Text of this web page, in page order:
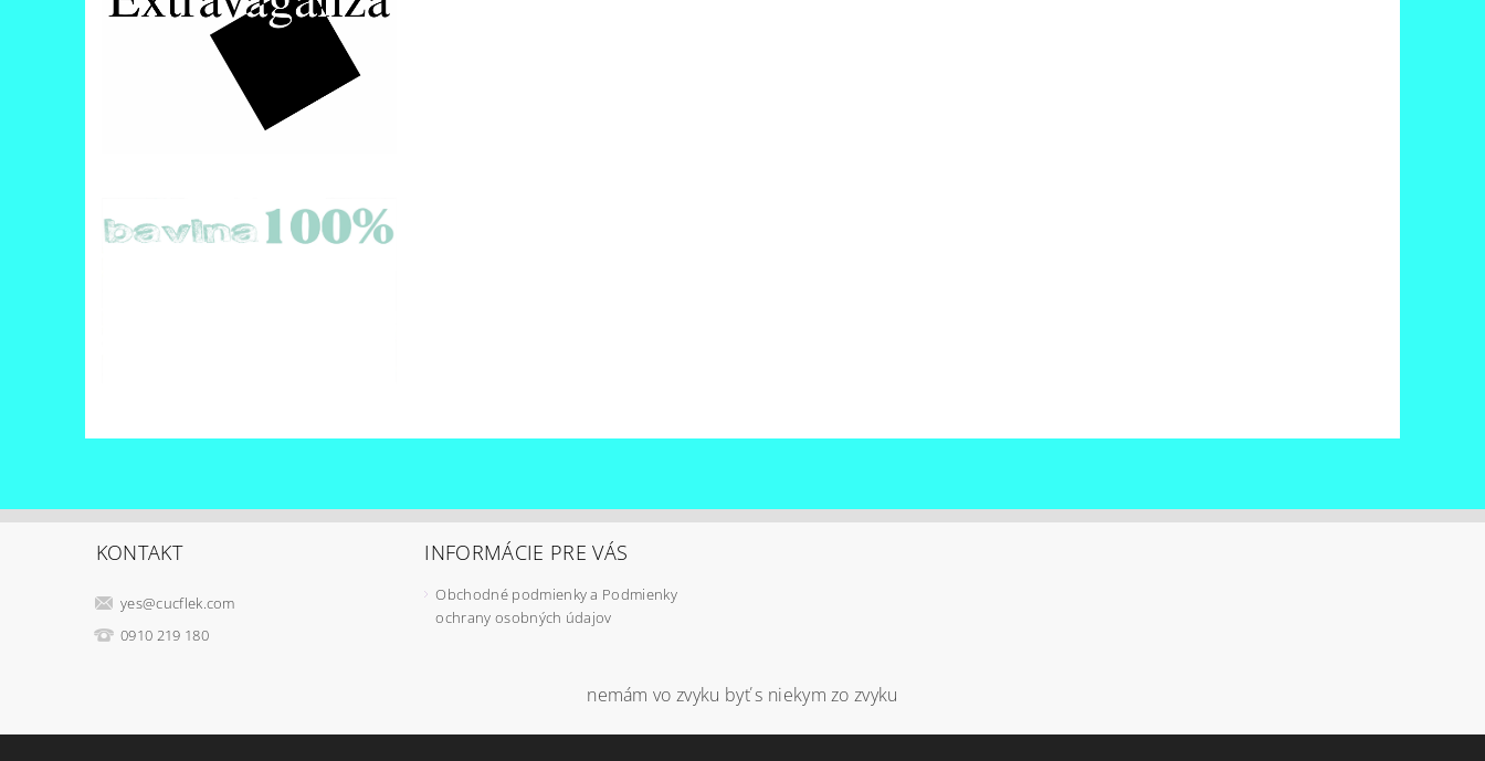
KONTAKT
yes@cucflek.com
0910 219 180
INFORMÁCIE PRE VÁS
Obchodné podmienky a Podmienky
ochrany osobných údajov
nemám vo zvyku byť s niekym zo zvyku